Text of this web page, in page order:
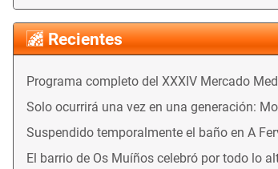
Recientes
Programa completo del XXXIV Mercado
Solo ocurrirá una vez en una generación:
Suspendido temporalmente el baño en A
El barrio de Os Muíños celebró por todo lo